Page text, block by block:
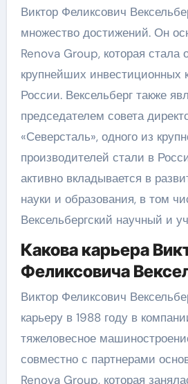
Виктор Феликсович
множество достижений. Он
Renova Group, которая стала
крупнейших инвестиционных
России. Вексельберг также
председателем совета
«Северсталь», одного из
производителей стали в
активно вкладывается в
науки и образования, в том
Вексельбергский научный и
Какова карьера
Феликсовича
Виктор Феликсович
карьеру в 1988 году в
тяжеловесное
совместно с партнерами
Renova Group, которая